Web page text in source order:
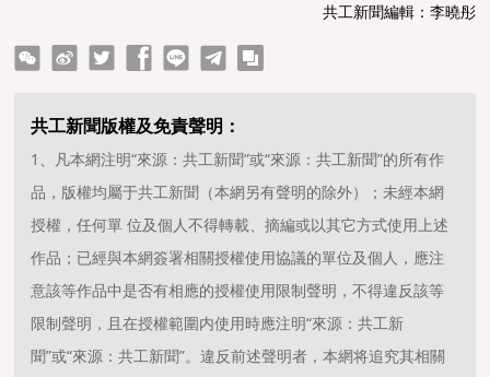
共工新聞編輯：李曉彤
linetelegram copy
共工新聞版權及免責聲明：
1、凡本網注明“來源：共工新聞”或“來源：共工新聞”的所有作
品，版權均屬于共工新聞（本網另有聲明的除外）；未經本網
授權，任何單 位及個人不得轉載、摘編或以其它方式使用上述
作品；已經與本網簽署相關授權使用協議的單位及個人，應注
意該等作品中是否有相應的授權使用限制聲明，不得違反該等
限制聲明，且在授權範圍内使用時應注明“來源：共工新
聞”或“來源：共工新聞”。違反前述聲明者，本網将追究其相關